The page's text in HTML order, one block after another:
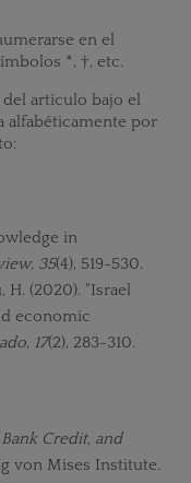
en el
*, †, etc.
artículo bajo el
alfabéticamente por
in
, 35(4), 519-530.
H. (2020). "Israel
economic
, 17(2), 283-310.
Credit, and
von Mises Institute.